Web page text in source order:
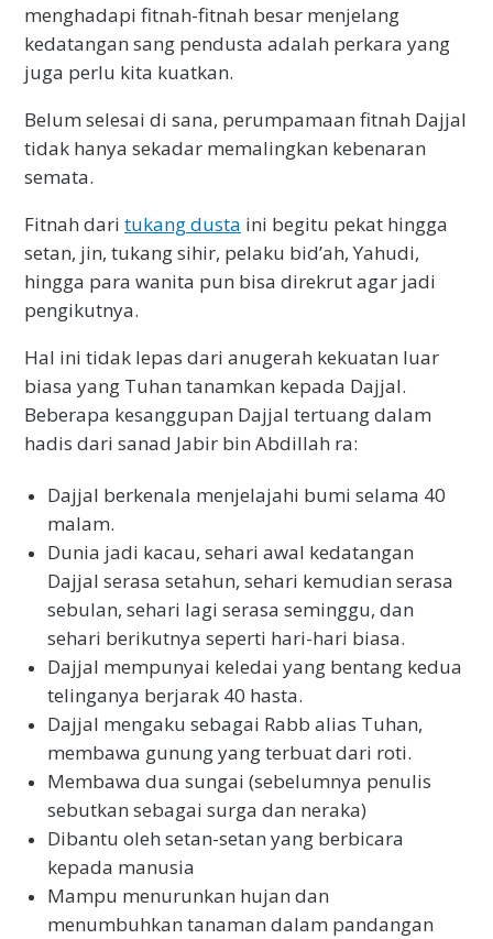
menghadapi fitnah-fitnah besar menjelang
kedatangan sang pendusta adalah perkara yang
juga perlu kita kuatkan.
Belum selesai di sana, perumpamaan fitnah Dajjal
tidak hanya sekadar memalingkan kebenaran
semata.
Fitnah dari tukang dusta ini begitu pekat hingga
setan, jin, tukang sihir, pelaku bid’ah, Yahudi,
hingga para wanita pun bisa direkrut agar jadi
pengikutnya.
Hal ini tidak lepas dari anugerah kekuatan luar
biasa yang Tuhan tanamkan kepada Dajjal.
Beberapa kesanggupan Dajjal tertuang dalam
hadis dari sanad Jabir bin Abdillah ra:
Dajjal berkenala menjelajahi bumi selama 40
malam.
Dunia jadi kacau, sehari awal kedatangan
Dajjal serasa setahun, sehari kemudian serasa
sebulan, sehari lagi serasa seminggu, dan
sehari berikutnya seperti hari-hari biasa.
Dajjal mempunyai keledai yang bentang kedua
telinganya berjarak 40 hasta.
Dajjal mengaku sebagai Rabb alias Tuhan,
membawa gunung yang terbuat dari roti.
Membawa dua sungai (sebelumnya penulis
sebutkan sebagai surga dan neraka)
Dibantu oleh setan-setan yang berbicara
kepada manusia
Mampu menurunkan hujan dan
menumbuhkan tanaman dalam pandangan